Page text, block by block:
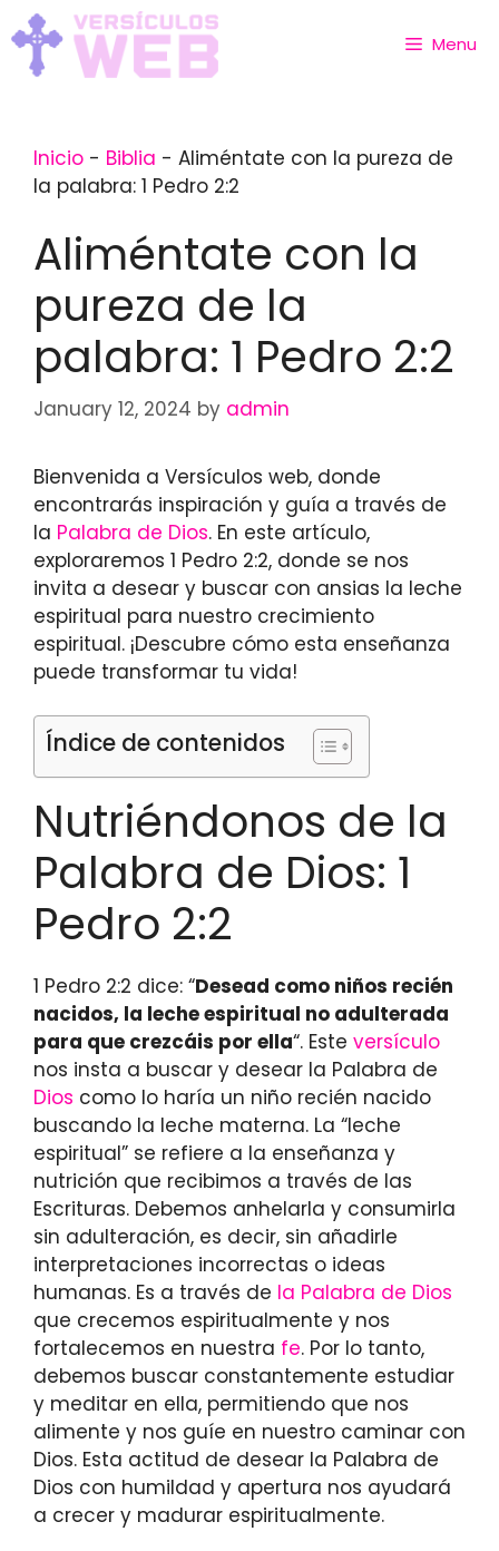
Skip
to
content
Menu
Inicio - Biblia - Aliméntate con la pureza de
la palabra: 1 Pedro 2:2
Aliméntate con la
pureza de la
palabra: 1 Pedro 2:2
January 12, 2024 by admin
Bienvenida a Versículos web, donde
encontrarás inspiración y guía a través de
la Palabra de Dios. En este artículo,
exploraremos 1 Pedro 2:2, donde se nos
invita a desear y buscar con ansias la leche
espiritual para nuestro crecimiento
espiritual. ¡Descubre cómo esta enseñanza
puede transformar tu vida!
Índice de contenidos
Nutriéndonos de la
Palabra de Dios: 1
Pedro 2:2
1 Pedro 2:2 dice: “Desead como niños recién
nacidos, la leche espiritual no adulterada
para que crezcáis por ella“. Este versículo
nos insta a buscar y desear la Palabra de
Dios como lo haría un niño recién nacido
buscando la leche materna. La “leche
espiritual” se refiere a la enseñanza y
nutrición que recibimos a través de las
Escrituras. Debemos anhelarla y consumirla
sin adulteración, es decir, sin añadirle
interpretaciones incorrectas o ideas
humanas. Es a través de la Palabra de Dios
que crecemos espiritualmente y nos
fortalecemos en nuestra fe. Por lo tanto,
debemos buscar constantemente estudiar
y meditar en ella, permitiendo que nos
alimente y nos guíe en nuestro caminar con
Dios. Esta actitud de desear la Palabra de
Dios con humildad y apertura nos ayudará
a crecer y madurar espiritualmente.